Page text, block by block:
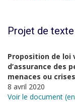
Projet de texte
Proposition de loi
d’assurance des
menaces ou
8 avril 2020
Voir le document